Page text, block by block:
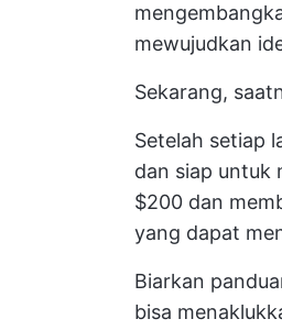
mewujudkan
Sekarang,
Setelah setiap
dan siap untuk
$200 dan
yang dapat
Biarkan
bisa